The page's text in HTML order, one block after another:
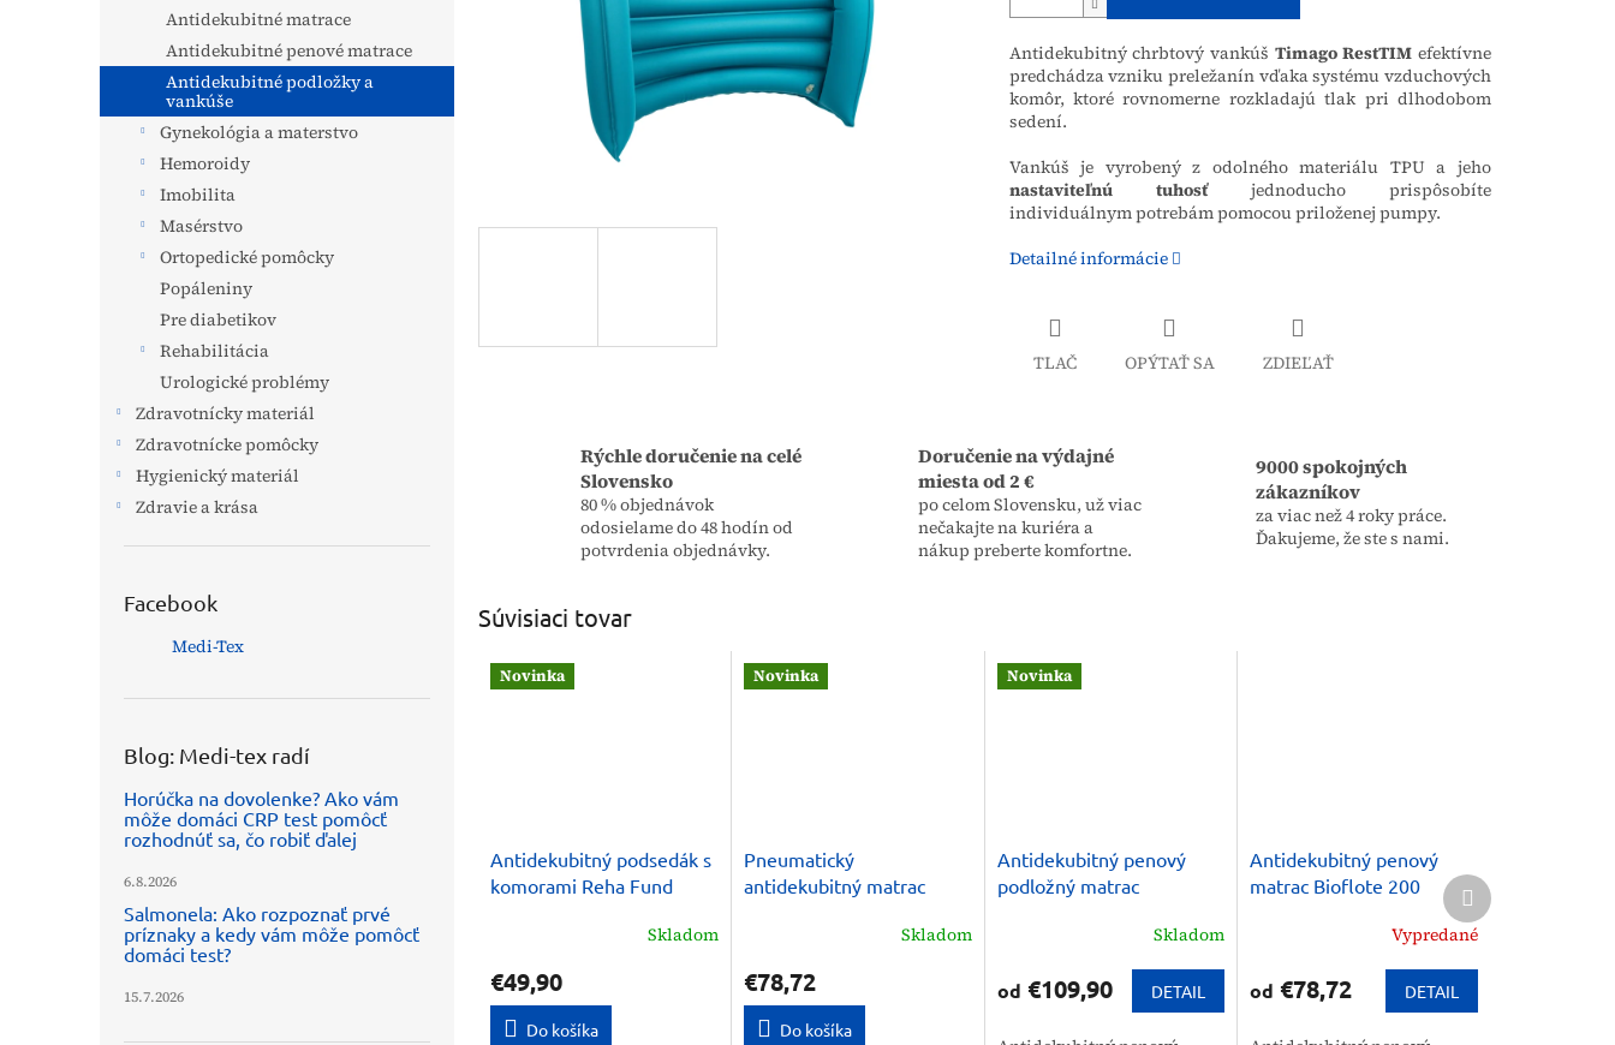
Antidekubitné matrace
Antidekubitné penové matrace
Antidekubitné podložky a
vankúše
Gynekológia a materstvo
Hemoroidy
Imobilita
Masérstvo
Ortopedické pomôcky
Popáleniny
Pre diabetikov
Rehabilitácia
Urologické problémy
Zdravotnícky materiál
Zdravotnícke pomôcky
Hygienický materiál
Zdravie a krása
Facebook
Medi-Tex
Blog: Medi-tex radí
Horúčka na dovolenke? Ako vám
môže domáci CRP test pomôcť
rozhodnúť sa, čo robiť ďalej
6.8.2026
Salmonela: Ako rozpoznať prvé
príznaky a kedy vám môže pomôcť
domáci test?
15.7.2026
Antidekubitný chrbtový vankúš Timago RestTIM efektívne
predchádza vzniku preležanín vďaka systému vzduchových
komôr, ktoré rovnomerne rozkladajú tlak pri dlhodobom
sedení.
Vankúš je vyrobený z odolného materiálu TPU a jeho
nastaviteľnú tuhosťjednoducho prispôsobíte
individuálnym potrebám pomocou priloženej pumpy.
Detailné informácie
TLAČ OPÝTAŤ SA ZDIEĽAŤ
Rýchle doručenie na celé
Slovensko
80 % objednávok
odosielame do 48 hodín od
potvrdenia objednávky.
Doručenie na výdajné
miesta od 2 €
po celom Slovensku, už viac
nečakajte na kuriéra a
nákup preberte komfortne.
9000 spokojných
zákazníkov
za viac než 4 roky práce.
Ďakujeme, že ste s nami.
Súvisiaci tovar
Novinka
Antidekubitný podsedák s
komorami Reha Fund
Skladom
€49,90
Do košíka
Novinka
Pneumatický
antidekubitný matrac
Skladom
€78,72
Do košíka
Novinka
Antidekubitný penový
podložný matrac
Skladom
od €109,90 DETAIL
Antidekubitný penový
matrac Bioflote 200
Vypredané
od €78,72 DETAIL
Ďalší
produkt